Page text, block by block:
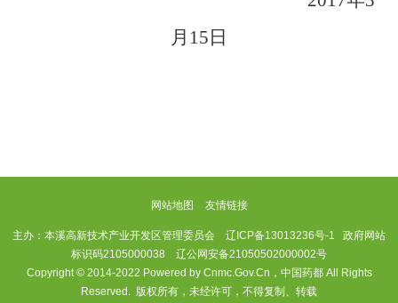
月15日
网站地图 友情链接
主办：本溪高新技术产业开发区管理委员会 辽ICP备13013236号-1
政府网站
标识码2105000038 辽公网安备21050502000002号
Copyright © 2014-2022 Powered by Cnmc.Gov.Cn，中国药都 All Rights
Reserved. 版权所有，未经许可，不得复制、转载